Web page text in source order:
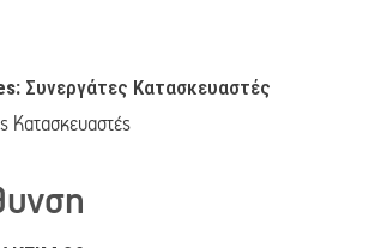
Συνεργάτες Κατασκευαστές
Κατασκευαστές